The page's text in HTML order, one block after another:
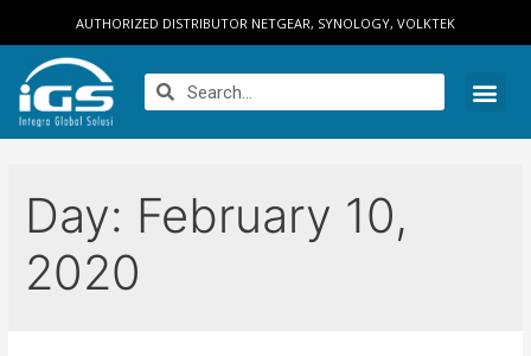
AUTHORIZED DISTRIBUTOR NETGEAR, SYNOLOGY, VOLKTEK
Day: February 10,
2020